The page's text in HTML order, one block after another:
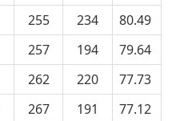
255 234
80.49
257 194
79.64
262 220
77.73
267 191
77.12